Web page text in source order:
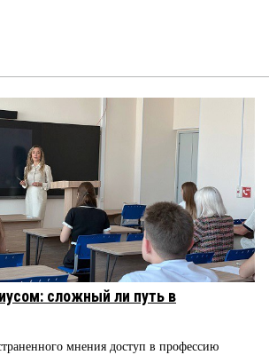
сложный ли путь в
мнения доступ в профессию